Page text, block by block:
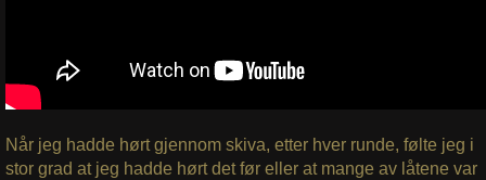
Når jeg hadde hørt gjennom skiva, etter hver runde, følte jeg i
stor grad at jeg hadde hørt det før eller at mange av låtene var